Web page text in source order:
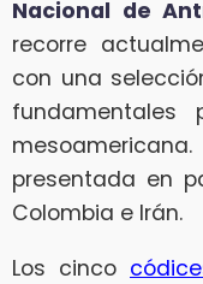
Nacional de
recorre
con una
fundamentales
presentada en
Colombia e Irán.
Los cinco